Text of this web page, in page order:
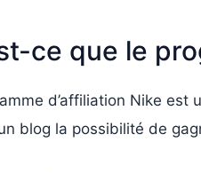
ce que le
d’affiliation Nike
blog la possibilité de